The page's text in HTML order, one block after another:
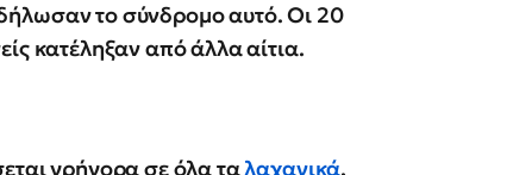
το σύνδρομο αυτό. Οι 20
κατέληξαν από άλλα αίτια.
γρήγορα σε όλα ταλαχανικά,